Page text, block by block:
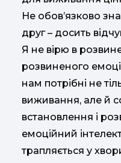
Не обов’язково
друг – досить
Я не вірю в
розвиненого
нам потрібні не
виживання, але й
встановлення і
емоційний
трапляється у